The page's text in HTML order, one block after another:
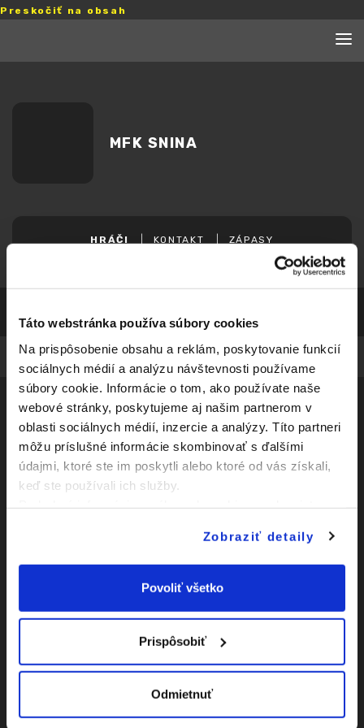
Táto webstránka používa súbory cookies
Na prispôsobenie obsahu a reklám, poskytovanie funkcií
sociálnych médií a analýzu návštevnosti používame
súbory cookie. Informácie o tom, ako používate naše
webové stránky, poskytujeme aj našim partnerom v
oblasti sociálnych médií, inzercie a analýzy. Títo partneri
môžu príslušné informácie skombinovať s ďalšími
údajmi, ktoré ste im poskytli alebo ktoré od vás získali,
keď ste používali ich služby.
Zobraziť detaily
Povoliť všetko
Prispôsobiť
Odmietnuť
Preskočiť na obsah
MFK SNINA
HRÁČI KONTAKT ZÁPASY
Zápasy
Kluby
Vyhlásenie o
prístupnosti
Nastavenia Cookies |
webu
Social
Facebook
Instagram